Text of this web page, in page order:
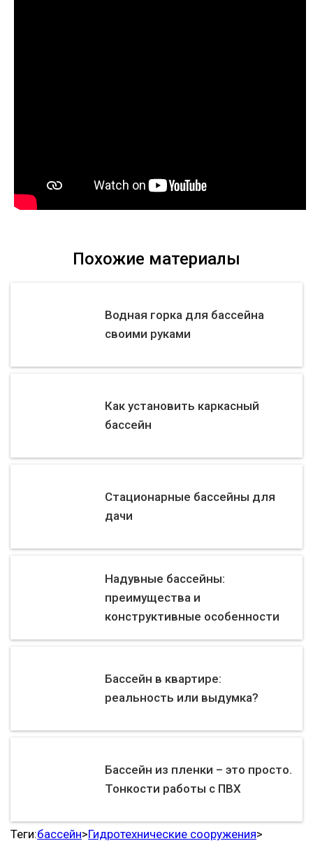
Похожие материалы
Водная горка для бассейна
своими руками
Как установить каркасный
бассейн
Стационарные бассейны для
дачи
Надувные бассейны:
преимущества и
конструктивные особенности
Бассейн в квартире:
реальность или выдумка?
Бассейн из пленки – это просто.
Тонкости работы с ПВХ
Теги:бассейн>Гидротехнические сооружения>